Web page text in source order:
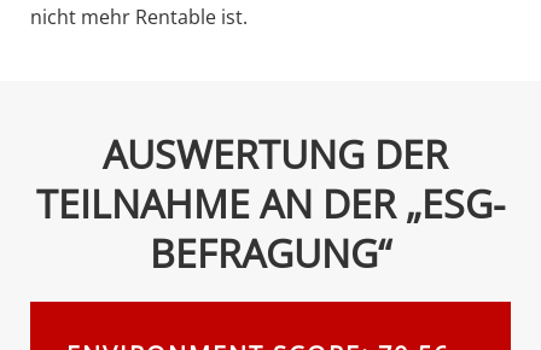
nicht mehr Rentable ist.
AUSWERTUNG DER
TEILNAHME AN DER „ESG-
BEFRAGUNG“